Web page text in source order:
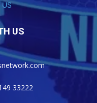
US
US
33222